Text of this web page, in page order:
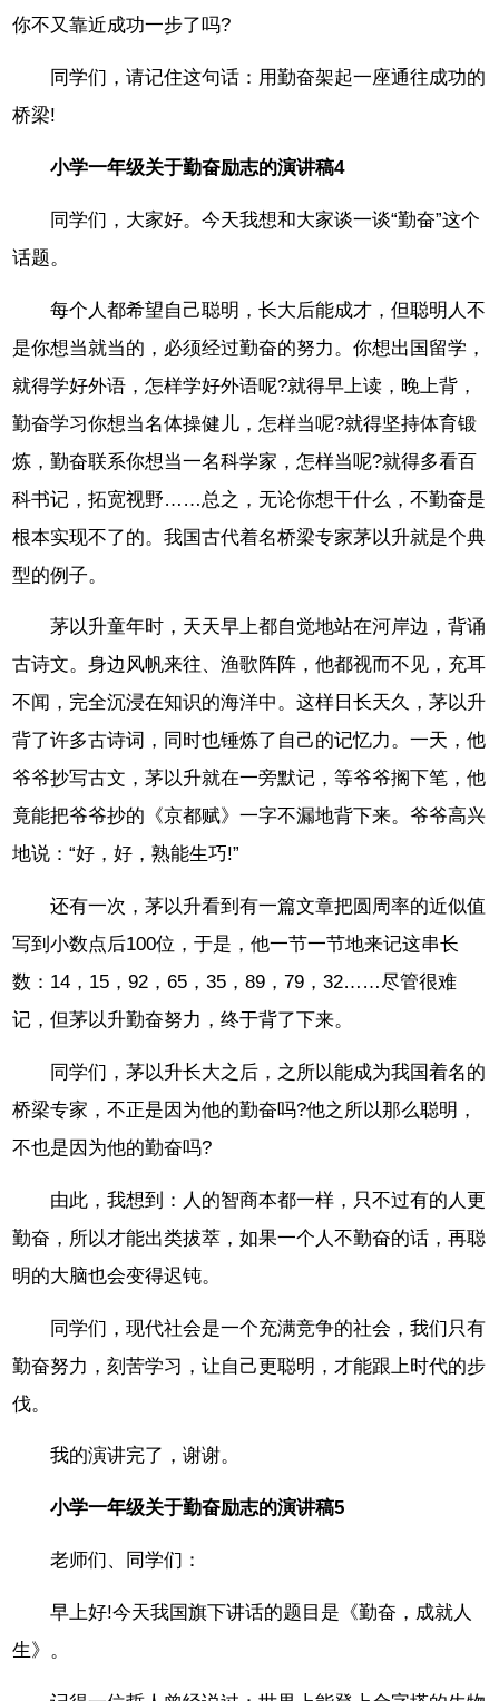
你不又靠近成功一步了吗?
同学们，请记住这句话：用勤奋架起一座通往成功的
桥梁!
小学一年级关于勤奋励志的演讲稿4
同学们，大家好。今天我想和大家谈一谈“勤奋”这个
话题。
每个人都希望自己聪明，长大后能成才，但聪明人不
是你想当就当的，必须经过勤奋的努力。你想出国留学，
就得学好外语，怎样学好外语呢?就得早上读，晚上背，
勤奋学习你想当名体操健儿，怎样当呢?就得坚持体育锻
炼，勤奋联系你想当一名科学家，怎样当呢?就得多看百
科书记，拓宽视野……总之，无论你想干什么，不勤奋是
根本实现不了的。我国古代着名桥梁专家茅以升就是个典
型的例子。
茅以升童年时，天天早上都自觉地站在河岸边，背诵
古诗文。身边风帆来往、渔歌阵阵，他都视而不见，充耳
不闻，完全沉浸在知识的海洋中。这样日长天久，茅以升
背了许多古诗词，同时也锤炼了自己的记忆力。一天，他
爷爷抄写古文，茅以升就在一旁默记，等爷爷搁下笔，他
竟能把爷爷抄的《京都赋》一字不漏地背下来。爷爷高兴
地说：“好，好，熟能生巧!”
还有一次，茅以升看到有一篇文章把圆周率的近似值
写到小数点后100位，于是，他一节一节地来记这串长
数：14，15，92，65，35，89，79，32……尽管很难
记，但茅以升勤奋努力，终于背了下来。
同学们，茅以升长大之后，之所以能成为我国着名的
桥梁专家，不正是因为他的勤奋吗?他之所以那么聪明，
不也是因为他的勤奋吗?
由此，我想到：人的智商本都一样，只不过有的人更
勤奋，所以才能出类拔萃，如果一个人不勤奋的话，再聪
明的大脑也会变得迟钝。
同学们，现代社会是一个充满竞争的社会，我们只有
勤奋努力，刻苦学习，让自己更聪明，才能跟上时代的步
伐。
我的演讲完了，谢谢。
小学一年级关于勤奋励志的演讲稿5
老师们、同学们：
早上好!今天我国旗下讲话的题目是《勤奋，成就人
生》。